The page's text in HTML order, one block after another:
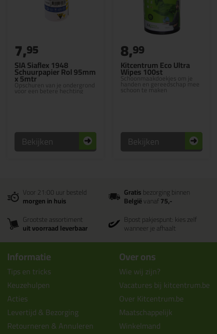
SIA Siaflex 1948
Schuurpapier Rol 95mm
x 5mtr
Opschuren van je ondergrond
voor een betere hechting
7,95
Bekijken
Kitcentrum Eco Ultra
Wipes 100st
Schoonmaakdoekjes om je
handen en gereedschap mee
schoon te maken
8,99
Bekijken
Voor 21:00 uur besteld
morgen in huis
Gratisbezorging binnen
Belgiëvanaf75,-
Grootste assortiment
uit voorraad leverbaar
Bpost pakjespunt: kies zelf
wanneer je afhaalt
Informatie
Tips en tricks
Keuzehulpen
Acties
Levertijd & Bezorging
Retourneren & Annuleren
Over ons
Wie wij zijn?
Vacatures bij kitcentrum.be
Over Kitcentrum.be
Maatschappelijk
Winkelmand